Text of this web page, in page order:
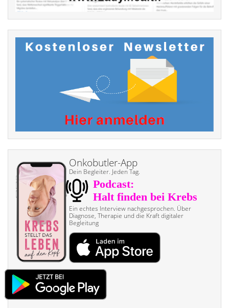
Onkobutler-App
Dein Begleiter. Jeden Tag.
Ein echtes Interview nach­gesprochen. Über
Diagnose, Therapie und die Kraft digitaler
Begleitung